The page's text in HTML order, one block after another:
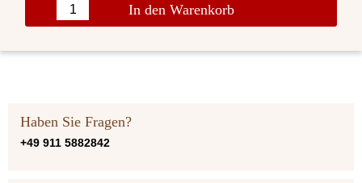
In den Warenkorb
Haben Sie Fragen?
+49 911 5882842